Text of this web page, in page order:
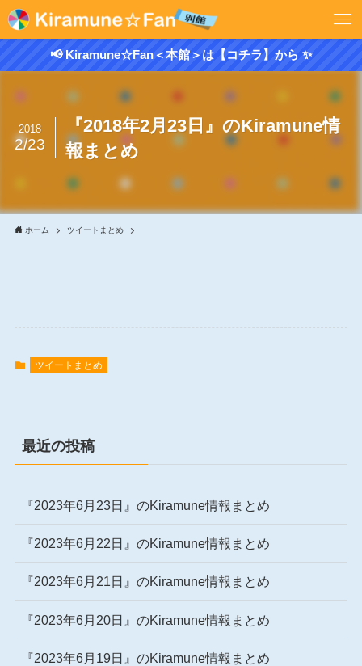
📢 Kiramune☆Fan＜本館＞は【コチラ】から ✨
『2018年2月23日』のKiramune情
報まとめ
2018
2/23
ホーム ツイートまとめ
ツイートまとめ
最近の投稿
『2023年6月23日』のKiramune情報まとめ
『2023年6月22日』のKiramune情報まとめ
『2023年6月21日』のKiramune情報まとめ
『2023年6月20日』のKiramune情報まとめ
『2023年6月19日』のKiramune情報まとめ